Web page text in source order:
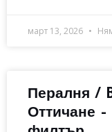
март 13, 2026
Пералня /
Оттичане